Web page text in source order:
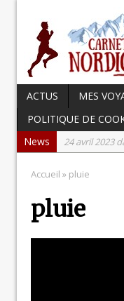
ACTUS MES
POLITIQUE DE
News
24 avril 2023
15 avril 2023
3 avril 2023
Accueil » pluie
pluie